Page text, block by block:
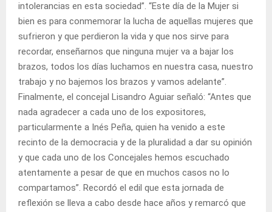
intolerancias en esta sociedad”. “Este día de la Mujer si
bien es para conmemorar la lucha de aquellas mujeres que
sufrieron y que perdieron la vida y que nos sirve para
recordar, enseñarnos que ninguna mujer va a bajar los
brazos, todos los días luchamos en nuestra casa, nuestro
trabajo y no bajemos los brazos y vamos adelante”.
Finalmente, el concejal Lisandro Aguiar señaló: “Antes que
nada agradecer a cada uno de los expositores,
particularmente a Inés Peña, quien ha venido a este
recinto de la democracia y de la pluralidad a dar su opinión
y que cada uno de los Concejales hemos escuchado
atentamente a pesar de que en muchos casos no lo
compartamos”. Recordó el edil que esta jornada de
reflexión se lleva a cabo desde hace años y remarcó que